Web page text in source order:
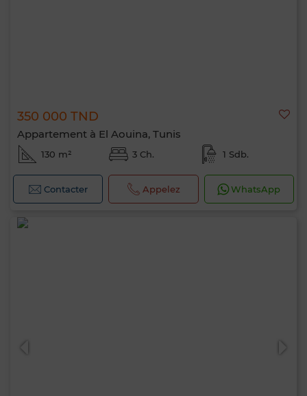
350 000 TND
Appartement à El Aouina, Tunis
130 m² 3 Ch. 1 Sdb.
Contacter Appelez WhatsApp